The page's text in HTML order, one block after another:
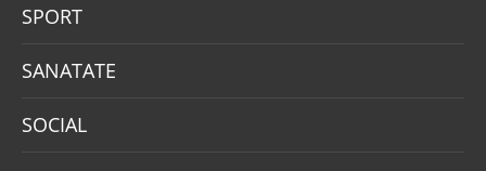
SPORT
SANATATE
SOCIAL